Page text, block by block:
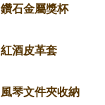
鑽石金屬獎杯
紅酒皮革套
風琴文件夾收納